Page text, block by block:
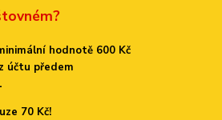
hodnotě 600 Kč
účtu předem
70 Kč!